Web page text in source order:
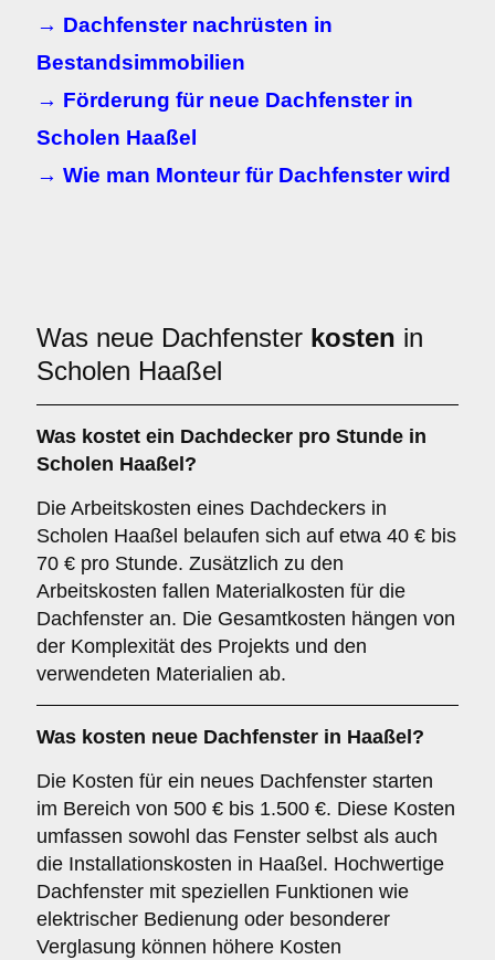
→ Dachfenster nachrüsten in
Bestandsimmobilien
→ Förderung für neue Dachfenster in
Scholen Haaßel
→ Wie man Monteur für Dachfenster wird
Was neue Dachfenster kosten in
Scholen Haaßel
Was kostet ein Dachdecker pro Stunde in
Scholen Haaßel?
Die Arbeitskosten eines Dachdeckers in
Scholen Haaßel belaufen sich auf etwa 40 € bis
70 € pro Stunde. Zusätzlich zu den
Arbeitskosten fallen Materialkosten für die
Dachfenster an. Die Gesamtkosten hängen von
der Komplexität des Projekts und den
verwendeten Materialien ab.
Was kosten neue Dachfenster in Haaßel?
Die Kosten für ein neues Dachfenster starten
im Bereich von 500 € bis 1.500 €. Diese Kosten
umfassen sowohl das Fenster selbst als auch
die Installationskosten in Haaßel. Hochwertige
Dachfenster mit speziellen Funktionen wie
elektrischer Bedienung oder besonderer
Verglasung können höhere Kosten